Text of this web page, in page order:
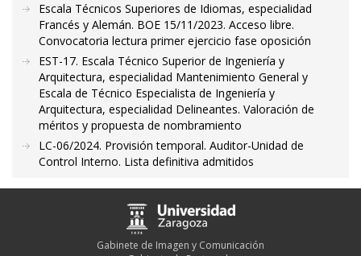
Escala Técnicos Superiores de Idiomas, especialidad
Francés y Alemán. BOE 15/11/2023. Acceso libre.
Convocatoria lectura primer ejercicio fase oposición
EST-17. Escala Técnico Superior de Ingeniería y
Arquitectura, especialidad Mantenimiento General y
Escala de Técnico Especialista de Ingeniería y
Arquitectura, especialidad Delineantes. Valoración de
méritos y propuesta de nombramiento
LC-06/2024. Provisión temporal. Auditor-Unidad de
Control Interno. Lista definitiva admitidos
Gabinete de Imagen y Comunicación